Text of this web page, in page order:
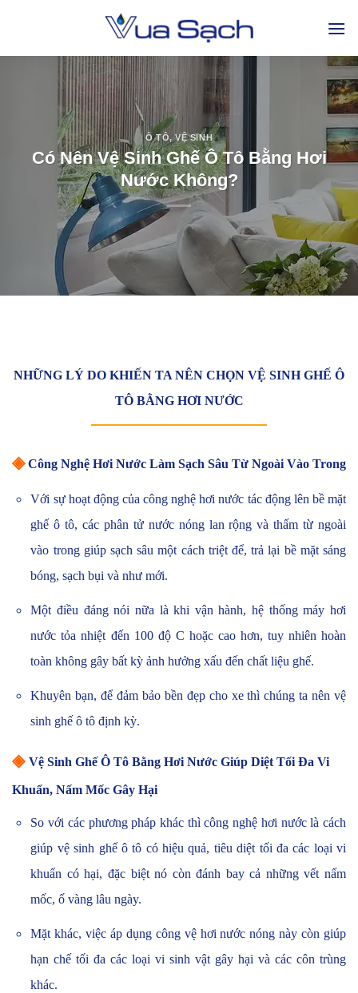
Ô TÔ,VỆ SINH
Có Nên Vệ Sinh Ghế Ô Tô Bằng Hơi
Nước Không?
NHỮNG LÝ DO KHIẾN TA NÊN CHỌN VỆ SINH GHẾ Ô
TÔ BẰNG HƠI NƯỚC
◈ Công Nghệ Hơi Nước Làm Sạch Sâu Từ Ngoài Vào Trong
Với sự hoạt động của công nghệ hơi nước tác động lên bề mặt
ghế ô tô, các phân tử nước nóng lan rộng và thấm từ ngoài
vào trong giúp sạch sâu một cách triệt để, trả lại bề mặt sáng
bóng, sạch bụi và như mới.
Một điều đáng nói nữa là khi vận hành, hệ thống máy hơi
nước tỏa nhiệt đến 100 độ C hoặc cao hơn, tuy nhiên hoàn
toàn không gây bất kỳ ảnh hưởng xấu đến chất liệu ghế.
Khuyên bạn, để đảm bảo bền đẹp cho xe thì chúng ta nên vệ
sinh ghế ô tô định kỳ.
◈ Vệ Sinh Ghế Ô Tô Bằng Hơi Nước Giúp Diệt Tối Đa Vi
Khuẩn, Nấm Mốc Gây Hại
So với các phương pháp khác thì công nghệ hơi nước là cách
giúp vệ sinh ghế ô tô có hiệu quả, tiêu diệt tối đa các loại vi
khuẩn có hại, đặc biệt nó còn đánh bay cả những vết nấm
mốc, ố vàng lâu ngày.
Mặt khác, việc áp dụng công vệ hơi nước nóng này còn giúp
hạn chế tối đa các loại vi sinh vật gây hại và các côn trùng
khác.